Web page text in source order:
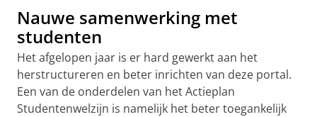
Nauwe samenwerking met
studenten
Het afgelopen jaar is er hard gewerkt aan het
herstructureren en beter inrichten van deze portal.
Een van de onderdelen van het Actieplan
Studentenwelzijn is namelijk het beter toegankelijk